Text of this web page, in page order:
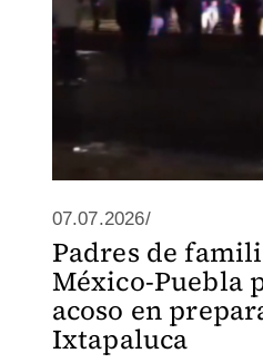
07.07.2026/
Padres de
México-Puebla
acoso en
Ixtapaluca